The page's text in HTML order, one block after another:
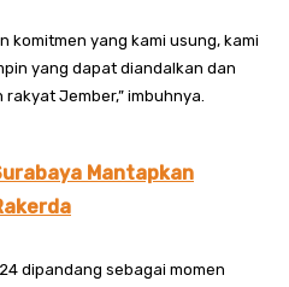
komitmen yang kami usung, kami
yang dapat diandalkan dan
Jember,” imbuhnya.
Mantapkan
dipandang sebagai momen